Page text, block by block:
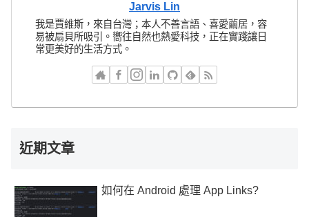
Jarvis Lin
我是賈維斯，來自台灣；本人不善言語、喜愛繭居，容
易被扇貝所吸引。嚮往自然也熱愛科技，正在實踐讓日
常更美好的生活方式。
近期文章
如何在 Android 處理 App Links?